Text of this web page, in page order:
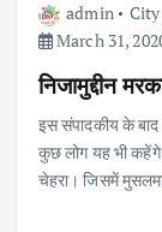
admin
March 31,
निजामुद्दीन
इस संपादकीय के बाद
कुछ लोग यह भी कहेंगे
चेहरा। जिसमें